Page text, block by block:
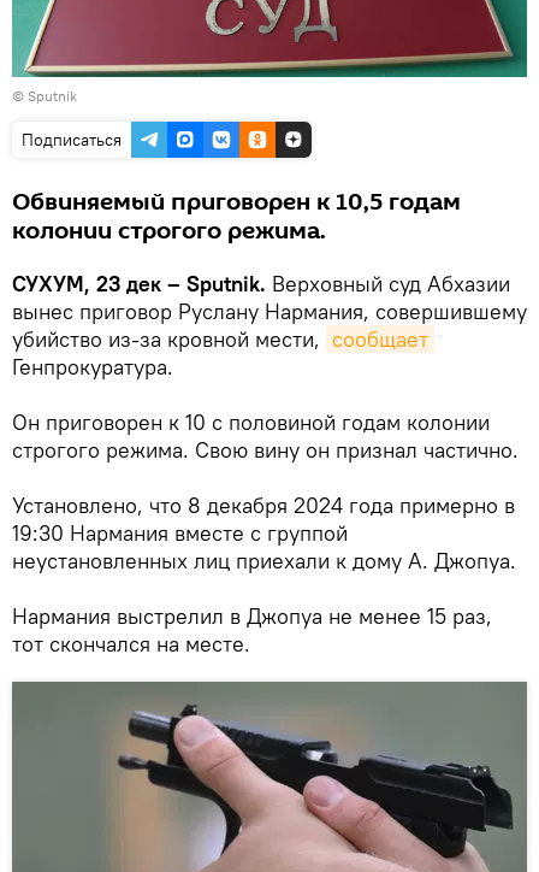
© Sputnik
Подписаться
Обвиняемый приговорен к 10,5 годам
колонии строгого режима.
СУХУМ, 23 дек – Sputnik. Верховный суд Абхазии
вынес приговор Руслану Нармания, совершившему
убийство из-за кровной мести, сообщает
Генпрокуратура.
Он приговорен к 10 с половиной годам колонии
строгого режима. Свою вину он признал частично.
Установлено, что 8 декабря 2024 года примерно в
19:30 Нармания вместе с группой
неустановленных лиц приехали к дому А. Джопуа.
Нармания выстрелил в Джопуа не менее 15 раз,
тот скончался на месте.